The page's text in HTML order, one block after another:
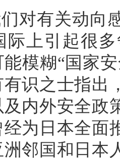
对有关动向
际上引起很
模糊“国家
识之士指出
及内外安全政
为日本全面
邻国和日本